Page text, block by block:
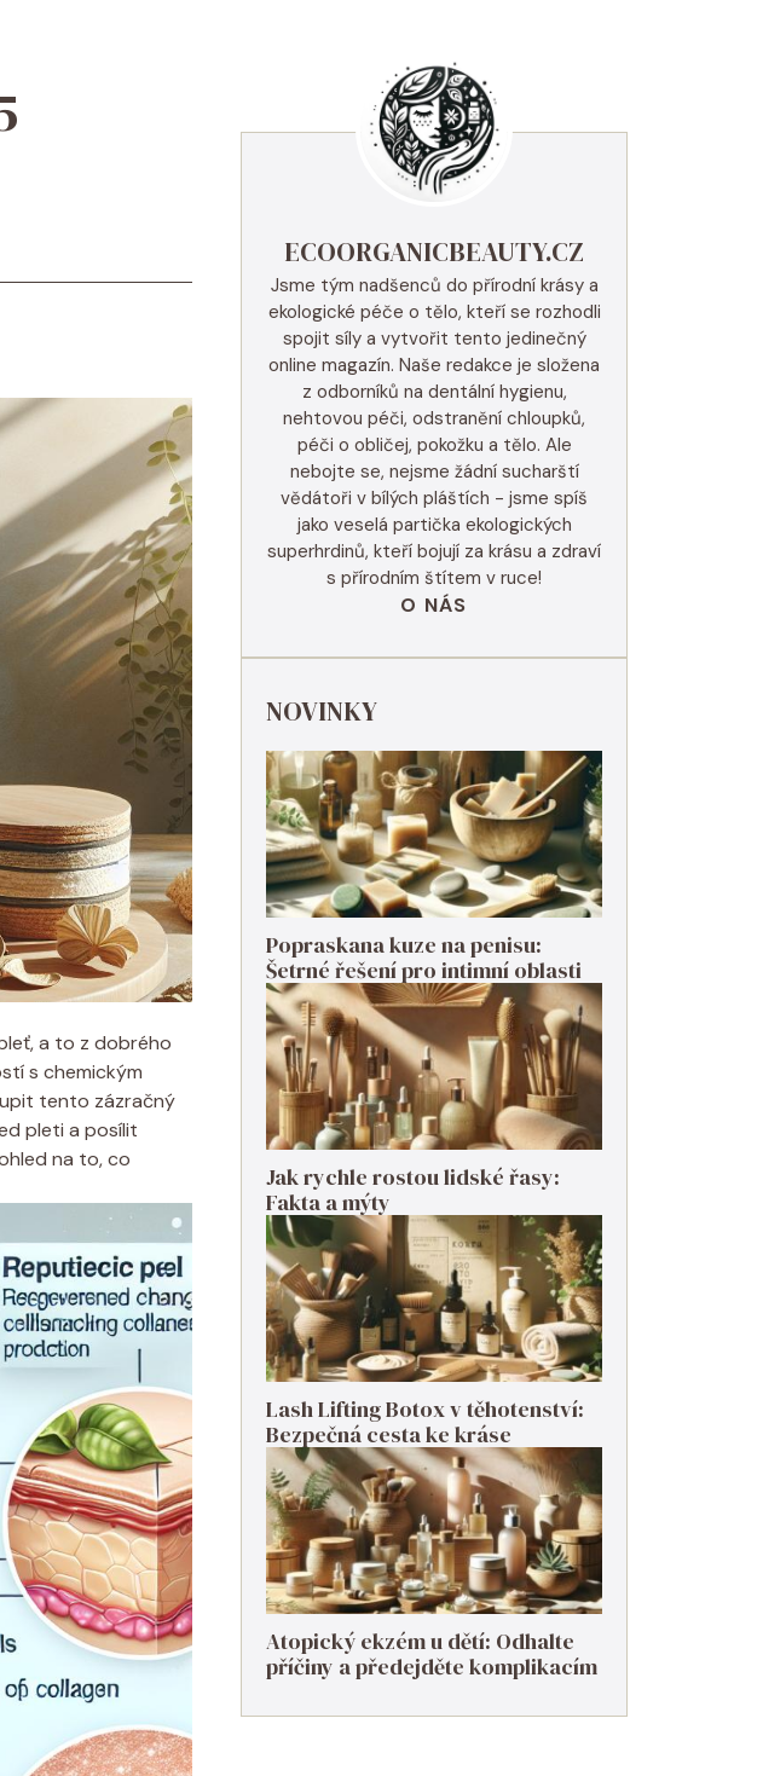
a to z dobrého
s chemickým
tento zázračný⁤
⁤pleti‍ a posílit‍
na‍ to, co⁤
ECOORGANICBEAUTY.CZ
Jsme tým nadšenců do přírodní krásy a
ekologické péče o tělo, kteří se rozhodli
spojit síly a vytvořit tento jedinečný
online magazín. Naše redakce je složena
z odborníků na dentální hygienu,
nehtovou péči, odstranění chloupků,
péči o obličej, pokožku a tělo. Ale
nebojte se, nejsme žádní sucharští
vědátoři v bílých pláštích - jsme spíš
jako veselá partička ekologických
superhrdinů, kteří bojují za krásu a zdraví
s přírodním štítem v ruce!
O NÁS
NOVINKY
Popraskana kuze na penisu:
Šetrné řešení pro intimní oblasti
Jak rychle rostou lidské řasy:
Fakta a mýty
Lash Lifting Botox v těhotenství:
Bezpečná cesta ke kráse
Atopický ekzém u dětí: Odhalte
příčiny a předejděte komplikacím